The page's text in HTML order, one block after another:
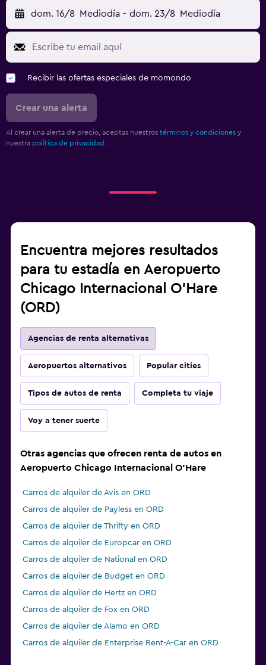
dom. 16/8 Mediodía - dom. 23/8 Mediodía
Recibir las ofertas especiales de momondo
Crear una alerta
Al crear una alerta de precio, aceptas nuestros términos y condiciones y
nuestra política de privacidad..
Encuentra mejores resultados
para tu estadía en Aeropuerto
Chicago Internacional O'Hare
(ORD)
Agencias de renta alternativas
Aeropuertos alternativos Popular cities
Tipos de autos de renta Completa tu viaje
Voy a tener suerte
Otras agencias que ofrecen renta de autos en
Aeropuerto Chicago Internacional O'Hare
Carros de alquiler de Avis en ORD
Carros de alquiler de Payless en ORD
Carros de alquiler de Thrifty en ORD
Carros de alquiler de Europcar en ORD
Carros de alquiler de National en ORD
Carros de alquiler de Budget en ORD
Carros de alquiler de Hertz en ORD
Carros de alquiler de Fox en ORD
Carros de alquiler de Alamo en ORD
Carros de alquiler de Enterprise Rent-A-Car en ORD